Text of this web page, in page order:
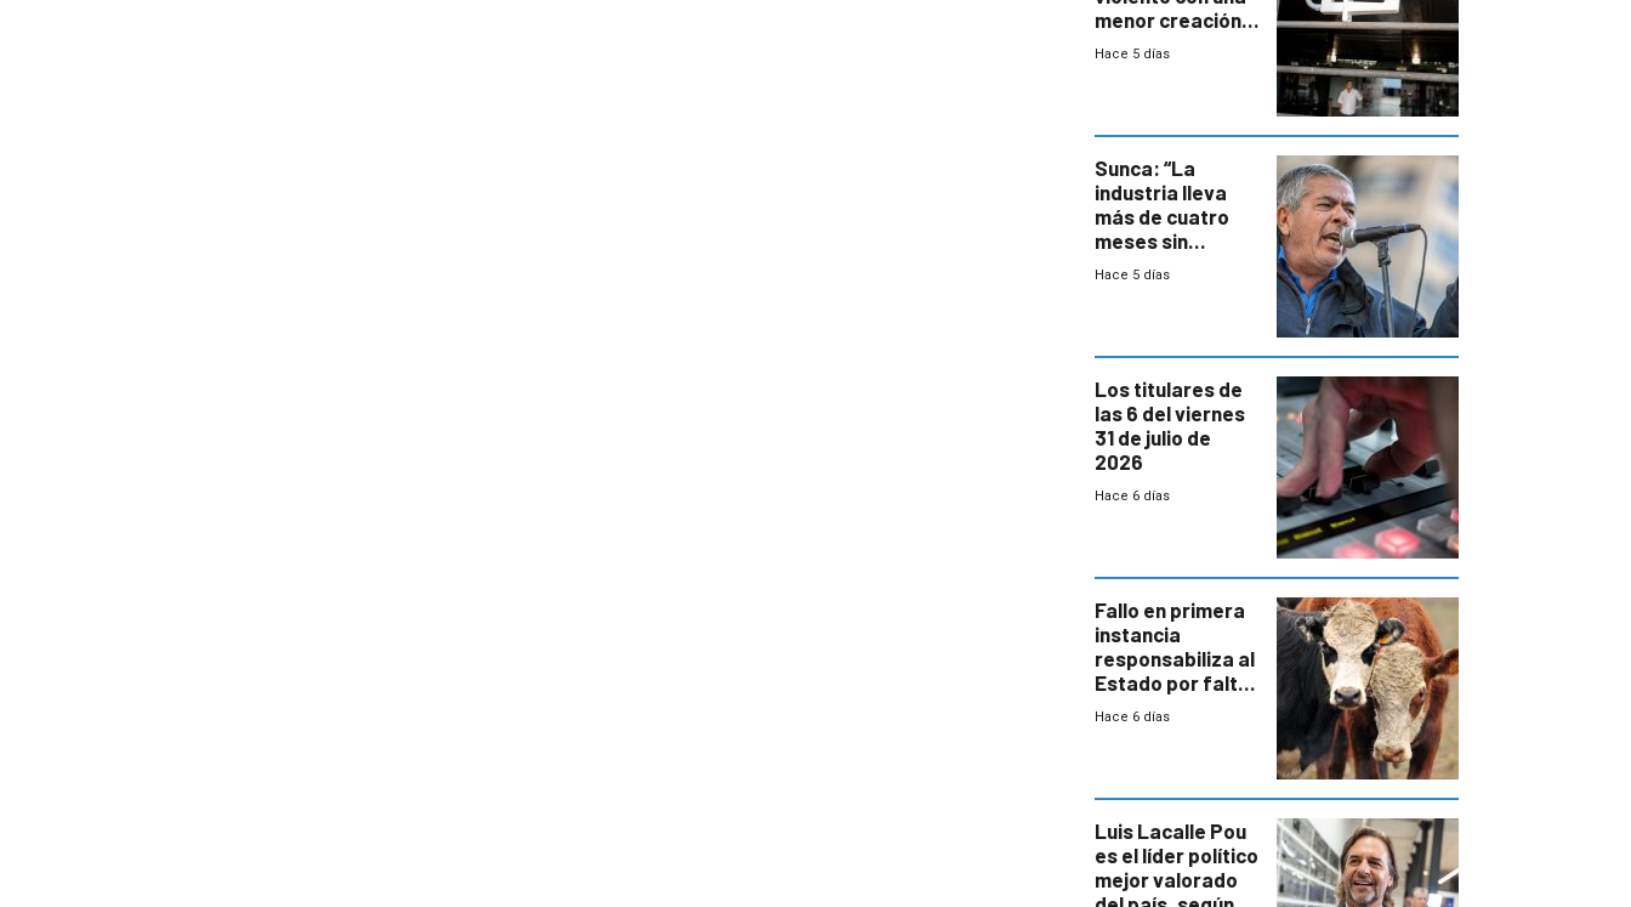
menor creación
de empresas
Hace 5 días
Sunca: “La
industria lleva
más de cuatro
meses sin
convenio
Hace 5 días
Los titulares de
las 6 del viernes
31 de julio de
2026
Hace 6 días
Fallo en primera
instancia
responsabiliza al
Estado por falta
de controles en
Hace 6 días
Luis Lacalle Pou
es el líder político
mejor valorado